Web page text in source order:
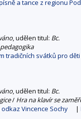
a tance z regionu
, udělen titul: Bc.
tradičních svátků pro
, udělen titul: Bc.
/ Hra na klavír se
odkaz Vincence Sochy |